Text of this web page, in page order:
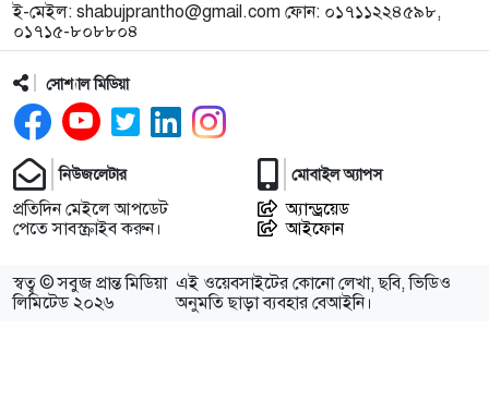
যশোরের স্কুলছাত্রীকে নিয়ে সিলেটে আত্মগোপন, মাজার
গেট থেকে গ্রেফতার হবিগঞ্জের যুবক
১১
বালাউটে ফ্রি চক্ষু চিকিৎসা ক্যাম্প : প্রায় ৫ শত রোগী
পেলেন চিকিৎসাসেবা, ছানি অপারেশনের জন্য ১৬২ জন
১২
স্থানীয় উন্নয়নে দরিদ্র জনগোষ্ঠীর অংশগ্রহণ নিশ্চিতে
জকিগঞ্জে মতবিনিময় সভা
১৩
মায়ের অভিযোগের পর গ্রামবাসীর হাতে আটক যুবক থানা
১৪
ই-মেইল: shabujprantho@gmail.com ফোন: ০১৭১১২২৪৫৯৮,
০১৭১৫-৮০৮৮০৪
সোশ্যাল মিডিয়া
নিউজলেটার
প্রতিদিন মেইলে আপডেট
পেতে সাবস্ক্রাইব করুন।
মোবাইল অ্যাপস
অ্যান্ড্রয়েড
আইফোন
স্বত্ব © সবুজ প্রান্ত মিডিয়া
লিমিটেড ২০২৬
এই ওয়েবসাইটের কোনো লেখা, ছবি, ভিডিও
অনুমতি ছাড়া ব্যবহার বেআইনি।